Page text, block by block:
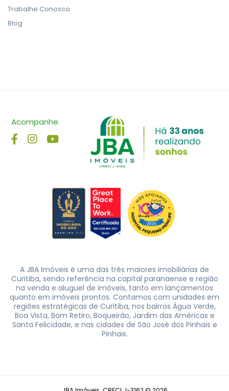
Trabalhe Conosco
Blog
Acompanhe
A JBA Imóveis é uma das três maiores imobiliárias de
Curitiba, sendo referência na capital paranaense e região
na venda e aluguel de imóveis, tanto em lançamentos
quanto em imóveis prontos. Contamos com unidades em
regiões estratégicas de Curitiba, nos bairros Água Verde,
Boa Vista, Bom Retiro, Boqueirão, Jardim das Américas e
Santa Felicidade, e nas cidades de São José dos Pinhais e
Pinhais.